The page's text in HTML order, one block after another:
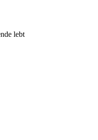
lebt